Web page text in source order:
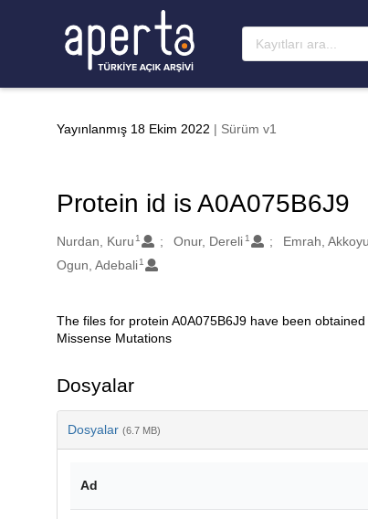
Yayınlanmış 18 Ekim 2022 | Sürüm v1
Protein id is A0A075B6J9
Oluşturanlar
Nurdan, Kuru 1 Onur, Dereli 1 Emrah,
Ogun, Adebali 1
Açıklama
The files for protein A0A075B6J9 have been
Missense Mutations
Dosyalar
Dosyalar (6.7 MB)
Ad